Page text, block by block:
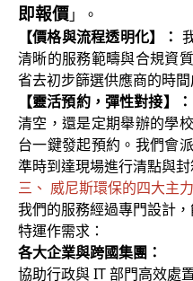
即報價」。
【價格與流程透明化】：
清晰的服務範疇與合規資
省去初步篩選供應商的時間
【靈活預約，彈性對接】：
清空，還是定期舉辦的學
台一鍵發起預約。我們會
準時到達現場進行清點與封
三、 威尼斯環保的四大主
我們的服務經過專門設計
特運作需求：
各大企業與跨國集團：
協助行政與 IT 部門高效處